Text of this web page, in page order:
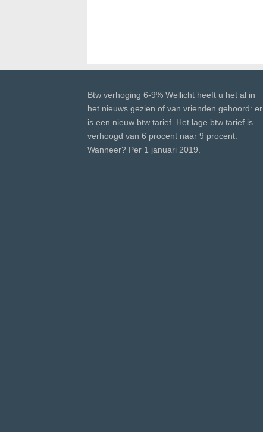
Btw verhoging 6-9% Wellicht heeft u het al in
het nieuws gezien of van vrienden gehoord: er
is een nieuw btw tarief. Het lage btw tarief is
verhoogd van 6 procent naar 9 procent.
Wanneer? Per 1 januari 2019.